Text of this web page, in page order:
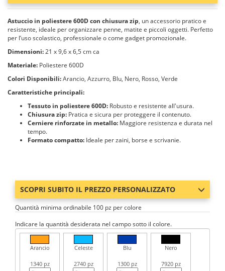
Astuccio in poliestere 600D con chiusura zip, un accessorio pratico e
resistente, ideale per organizzare penne, matite e piccoli oggetti. Perfetto
per l’uso scolastico, professionale o come gadget promozionale.
Dimensioni:21 x 9,6 x 6,5 cm ca
Materiale: Poliestere 600D
Colori Disponibili:Arancio, Azzurro, Blu, Nero, Rosso, Verde
Caratteristiche principali:
Tessuto in poliestere 600D: Robusto e resistente all'usura.
Chiusura zip: Pratica e sicura per proteggere il contenuto.
Cerniere rinforzate in metallo: Maggiore resistenza e durata nel
tempo.
Formato compatto: Ideale per zaini, borse e scrivanie.
SCOPRI SUBITO IL PREZZO PERSONALIZZATO
Quantità minima ordinabile 100 pz per colore
Indicare la quantità desiderata nel campo sotto il colore.
Arancio
1340 pz
Celeste
2740 pz
Blu
1300 pz
Nero
7920 pz